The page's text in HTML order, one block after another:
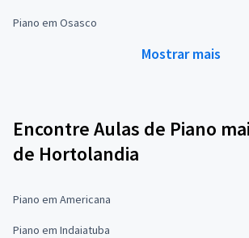
Piano em Osasco
Mostrar mais
Encontre Aulas de Piano
de Hortolandia
Piano em Americana
Piano em Indaiatuba